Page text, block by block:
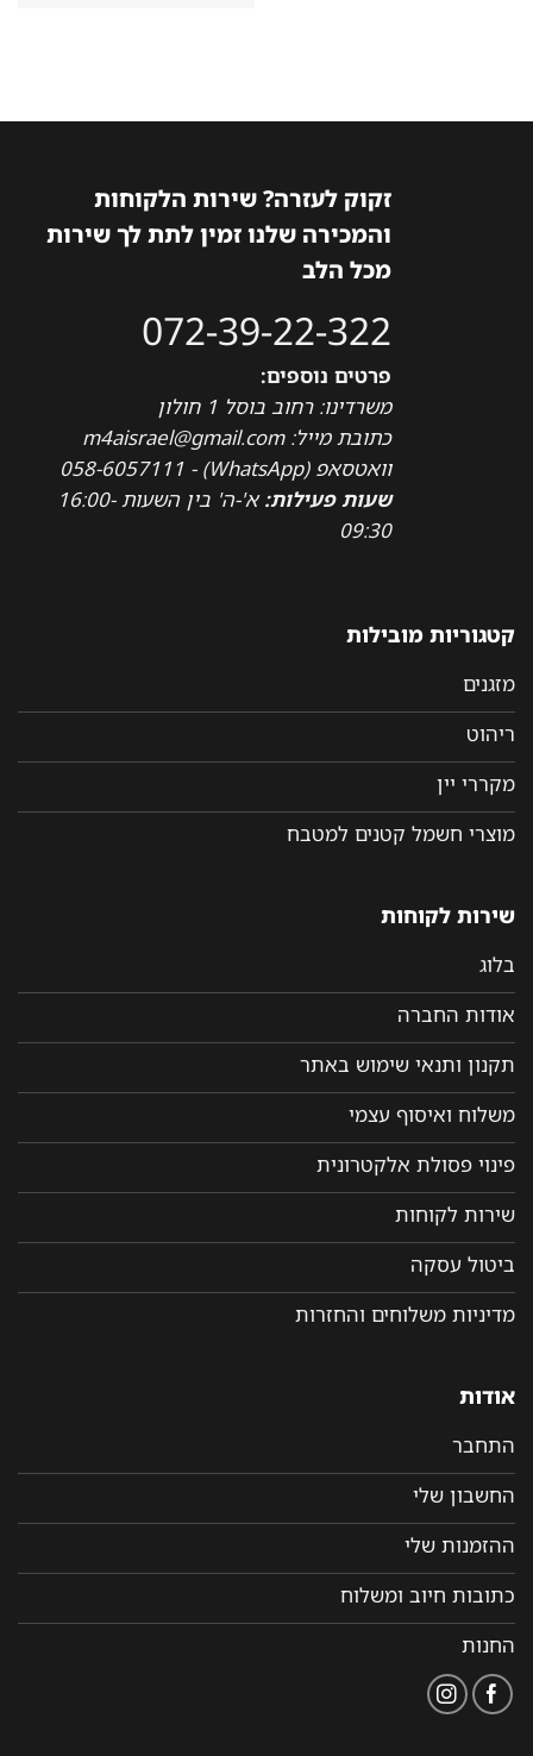
זקוק לעזרה? שירות הלקוחות
והמכירה שלנו זמין לתת לך שירות
מכל הלב
072-39-22-322
פרטים נוספים:
משרדינו: רחוב בוסל 1 חולון
כתובת מייל: m4aisrael@gmail.com
וואטסאפ (WhatsApp) - 058-6057111
שעות פעילות:
א'-ה' בין השעות 16:00-
09:30
קטגוריות מובילות
מזגנים
ריהוט
מקררי יין
מוצרי חשמל קטנים למטבח
שירות לקוחות
בלוג
אודות החברה
תקנון ותנאי שימוש באתר
משלוח ואיסוף עצמי
פינוי פסולת אלקטרונית
שירות לקוחות
ביטול עסקה
מדיניות משלוחים והחזרות
אודות
התחבר
החשבון שלי
ההזמנות שלי
כתובות חיוב ומשלוח
החנות